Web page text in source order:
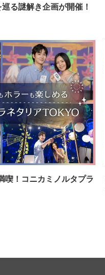
る謎解き企画が開催！
喫！コニカミノルタプラ